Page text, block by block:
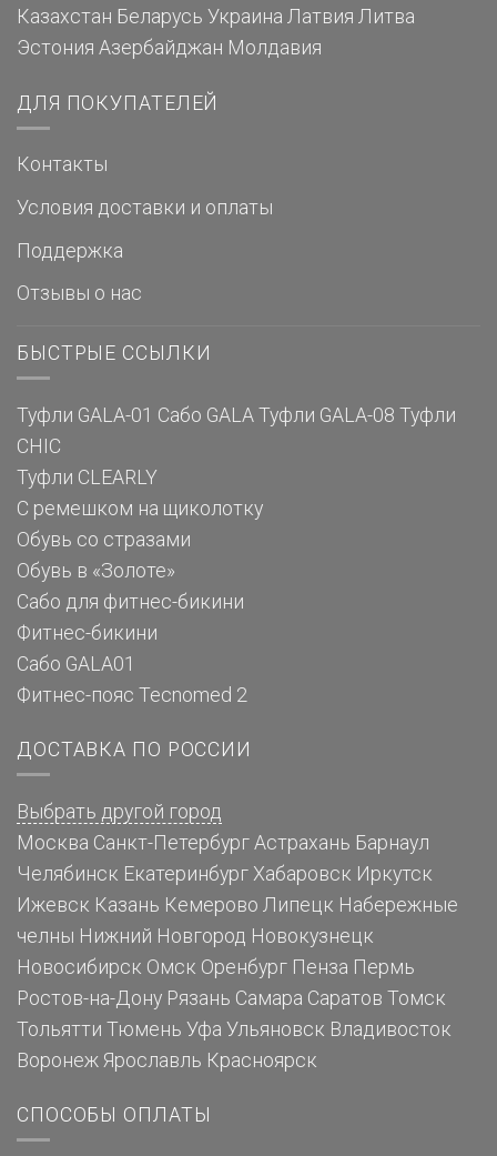
Казахстан Беларусь Украина Латвия Литва
Эстония Азербайджан Молдавия
ДЛЯ ПОКУПАТЕЛЕЙ
Контакты
Условия доставки и оплаты
Поддержка
Отзывы о нас
БЫСТРЫЕ ССЫЛКИ
Туфли GALA-01 Сабо GALA Туфли GALA-08 Туфли
CHIC
Туфли CLEARLY
С ремешком на щиколотку
Обувь со стразами
Обувь в «Золоте»
Сабо для фитнес-бикини
Фитнес-бикини
Сабо GALA01
Фитнес-пояс Tecnomed 2
ДОСТАВКА ПО РОССИИ
Выбрать другой город
Москва Санкт-Петербург Астрахань Барнаул
Челябинск Екатеринбург Хабаровск Иркутск
Ижевск Казань Кемерово Липецк Набережные
челны Нижний Новгород Новокузнецк
Новосибирск Омск Оренбург Пенза Пермь
Ростов-на-Дону Рязань Самара Саратов Томск
Тольятти Тюмень Уфа Ульяновск Владивосток
Воронеж Ярославль Красноярск
СПОСОБЫ ОПЛАТЫ